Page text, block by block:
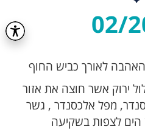
02/
ירוק אשר חוצה את אזור
מפל אלכסנדר , גשר
הים לצפות בשקיעה